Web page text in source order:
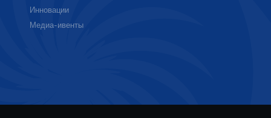
Инновации
Медиа-ивенты